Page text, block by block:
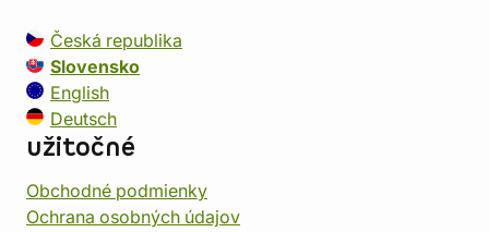
Česká republika
Slovensko
English
Deutsch
užitočné
Obchodné podmienky
Ochrana osobných údajov